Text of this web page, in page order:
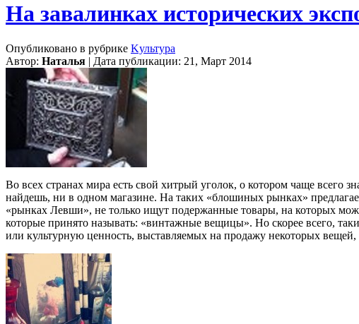
На завалинках исторических
Опубликовано в рубрике Kультура
Автор: Наталья | Дата публикации: 21, Март 2014
Во всех странах мира есть свой хитрый уголок, о котором чаще всего
найдешь, ни в одном магазине. На таких «блошиных рынках»
«рынках Левши», не только ищут подержанные товары, на которых
которые принято называть: «винтажные вещицы». Но скорее всего,
или культурную ценность, выставляемых на продажу некоторых